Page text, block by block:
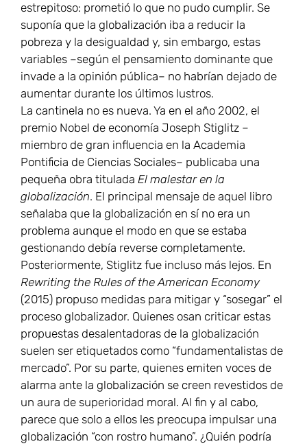
estrepitoso: prometió lo que no pudo cumplir. Se
suponía que la globalización iba a reducir la
pobreza y la desigualdad y, sin embargo, estas
variables –según el pensamiento dominante que
invade a la opinión pública– no habrían dejado de
aumentar durante los últimos lustros.
La cantinela no es nueva. Ya en el año 2002, el
premio Nobel de economía Joseph Stiglitz –
miembro de gran influencia en la Academia
Pontificia de Ciencias Sociales– publicaba una
pequeña obra titulada El malestar en la
globalización. El principal mensaje de aquel libro
señalaba que la globalización en sí no era un
problema aunque el modo en que se estaba
gestionando debía reverse completamente.
Posteriormente, Stiglitz fue incluso más lejos. En
Rewriting the Rules of the American Economy
(2015) propuso medidas para mitigar y “sosegar” el
proceso globalizador. Quienes osan criticar estas
propuestas desalentadoras de la globalización
suelen ser etiquetados como “fundamentalistas de
mercado”. Por su parte, quienes emiten voces de
alarma ante la globalización se creen revestidos de
un aura de superioridad moral. Al fin y al cabo,
parece que solo a ellos les preocupa impulsar una
globalización “con rostro humano”. ¿Quién podría